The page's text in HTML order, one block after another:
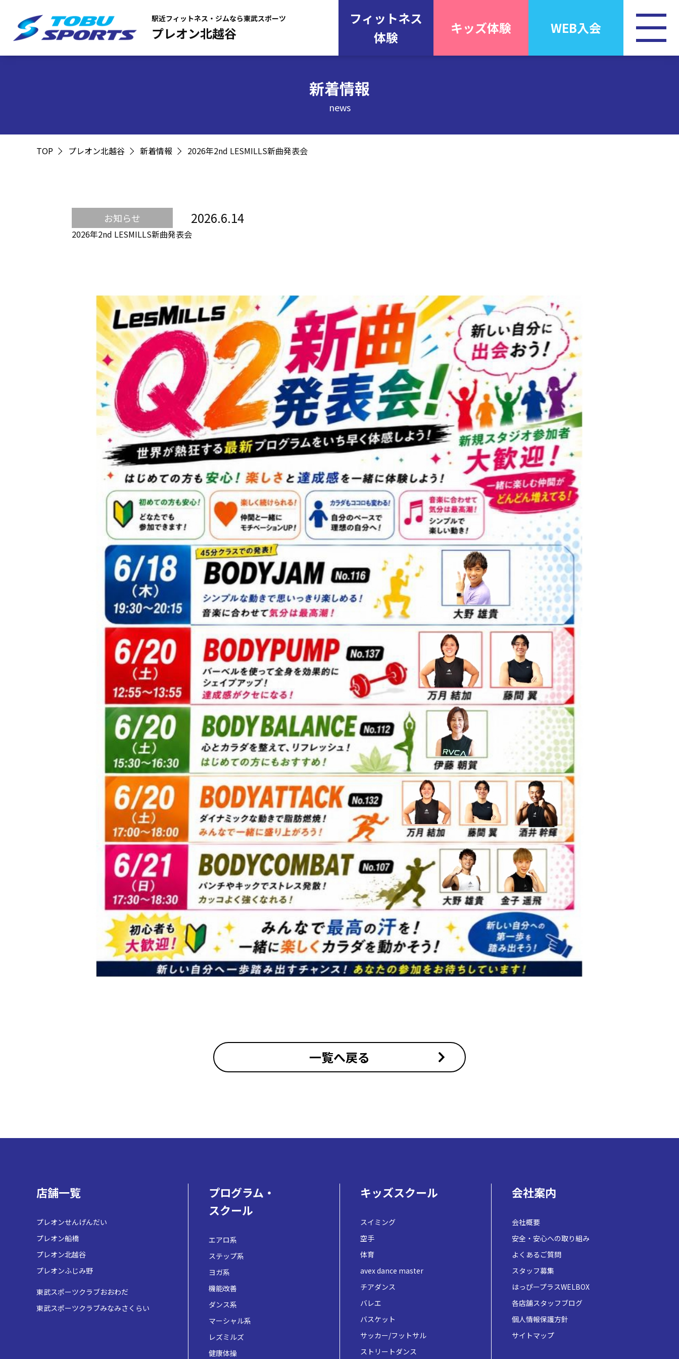
駅近フィットネス・ジムなら東武スポーツ
プレオン北越谷
フィットネス
体験
キッズ体験 WEB入会
新着情報
news
TOP プレオン北越谷 新着情報 2026年2nd LESMILLS新曲発表会
お知らせ 2026.6.14
2026年2nd LESMILLS新曲発表会
一覧へ戻る
店舗一覧
プレオンせんげんだい
プレオン船橋
プレオン北越谷
プレオンふじみ野
東武スポーツクラブおおわだ
東武スポーツクラブみなみさくらい
プログラム・
スクール
エアロ系
ステップ系
ヨガ系
機能改善
ダンス系
マーシャル系
レズミルズ
健康体操
キッズスクール
スイミング
空手
体育
avex dance master
チアダンス
バレエ
バスケット
サッカー/フットサル
ストリートダンス
会社案内
会社概要
安全・安心への取り組み
よくあるご質問
スタッフ募集
はっぴープラスWELBOX
各店舗スタッフブログ
個人情報保護方針
サイトマップ